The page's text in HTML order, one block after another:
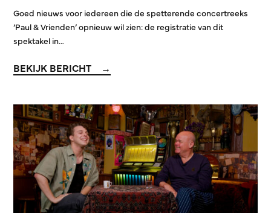
Goed nieuws voor iedereen die de spetterende concertreeks
‘Paul & Vrienden’ opnieuw wil zien: de registratie van dit
spektakel in…
BEKIJK BERICHT